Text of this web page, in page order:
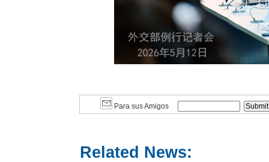
Para sus Amigos
Related News: